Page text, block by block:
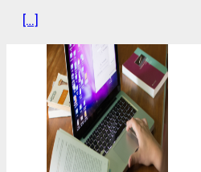
[…]